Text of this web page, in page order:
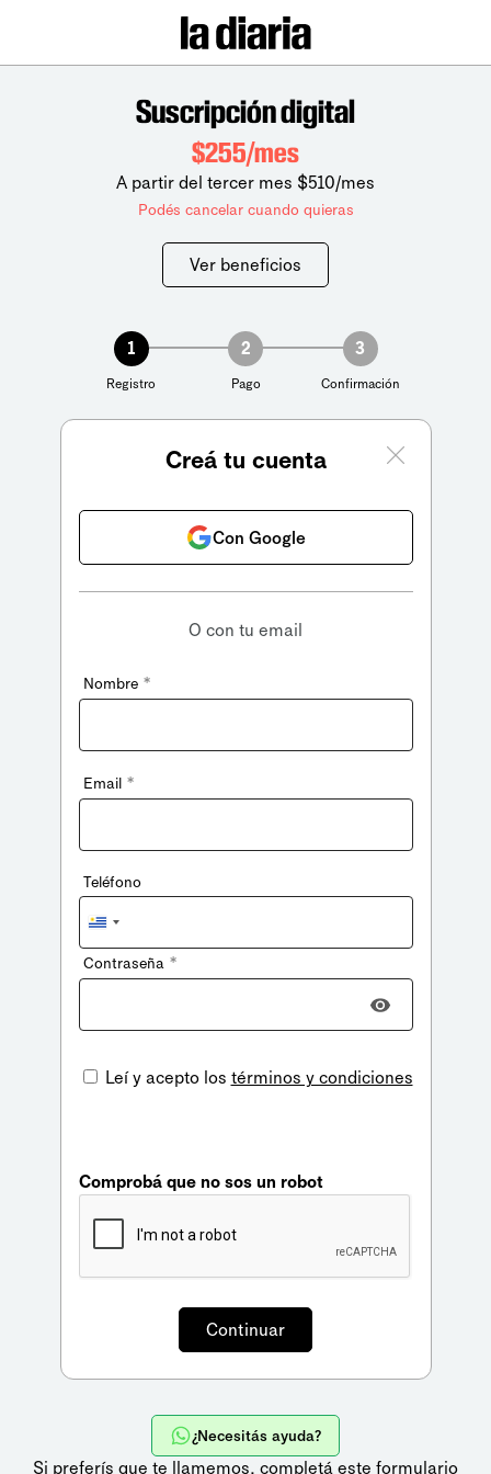
Suscripción digital
$255/mes
A partir del tercer mes $510/mes
Podés cancelar cuando quieras
Ver beneficios
1
Registro
2
Pago
3
Confirmación
Creá tu cuenta
Con Google
O con tu email
Nombre *
Email *
Teléfono
Uruguay
+598
Contraseña *
Leí y acepto los términos y condiciones
Comprobá que no sos un robot
¿Necesitás ayuda?
Si preferís que te llamemos, completá este formulario